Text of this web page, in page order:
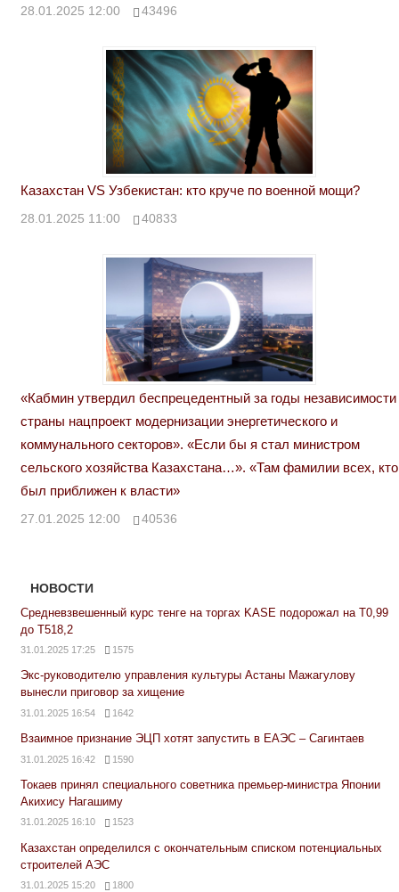
28.01.2025 12:00 43496
Казахстан VS Узбекистан: кто круче по военной мощи?
28.01.2025 11:00 40833
«Кабмин утвердил беспрецедентный за годы независимости
страны нацпроект модернизации энергетического и
коммунального секторов». «Если бы я стал министром
сельского хозяйства Казахстана…». «Там фамилии всех, кто
был приближен к власти»
27.01.2025 12:00 40536
НОВОСТИ
Средневзвешенный курс тенге на торгах KASE подорожал на Т0,99
до Т518,2
31.01.2025 17:25 1575
Экс-руководителю управления культуры Астаны Мажагулову
вынесли приговор за хищение
31.01.2025 16:54 1642
Взаимное признание ЭЦП хотят запустить в ЕАЭС – Сагинтаев
31.01.2025 16:42 1590
Токаев принял специального советника премьер-министра Японии
Акихису Нагашиму
31.01.2025 16:10 1523
Казахстан определился с окончательным списком потенциальных
строителей АЭС
31.01.2025 15:20 1800